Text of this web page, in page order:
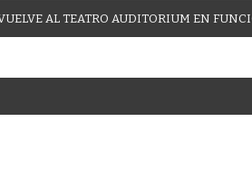
UELVE AL TEATRO AUDITORIUM EN FUNCI